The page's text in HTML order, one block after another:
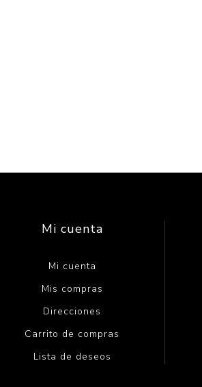
Mi cuenta
Mi cuenta
Mis compras
Direcciones
Carrito de compras
Lista de deseos